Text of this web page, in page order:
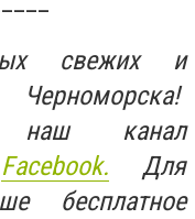
свежих и
наш канал
Facebook. Для
бесплатное